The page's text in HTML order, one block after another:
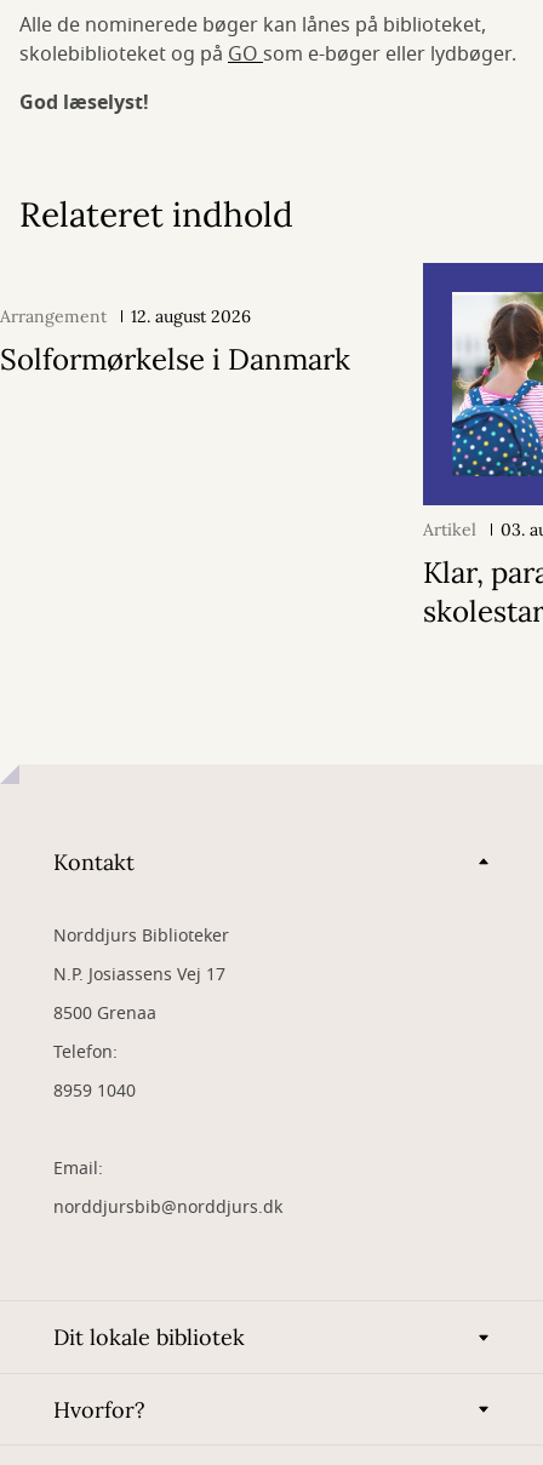
Alle de nominerede bøger kan lånes på biblioteket,
skolebiblioteket og på GOsom e-bøger eller lydbøger.
God læselyst!
Relateret indhold
Arrangement 12. august 2026
Solformørkelse i Danmark
Artikel 03.
Klar,
Kontakt
Norddjurs Biblioteker
N.P. Josiassens Vej 17
8500 Grenaa
Telefon:
8959 1040
Email:
norddjursbib@norddjurs.dk
Dit lokale bibliotek
Hvorfor?